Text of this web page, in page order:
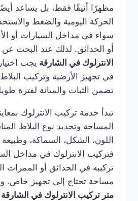
مظهرًا أنيقًا فقط، بل يساعد
الحركة اليومية والضغط
سواء في مداخل السيارات أو
أو الحدائق. لذلك عند البحث عن
الانترلوك في الشارقة يجب
في تجهيز الأرضية وتركيب
تضمن الثبات والمتانة لفترة
تبدأ خدمة تركيب الانترلوك
المساحة وتحديد نوع البلاط
اللون، الشكل، السماكة،
فتركيب الانترلوك في مداخل
تركيبه في الحدائق أو الممرات
مساحة تحتاج إلى تجهيز خاص.
متر تركيب الانترلوك في الشارقة